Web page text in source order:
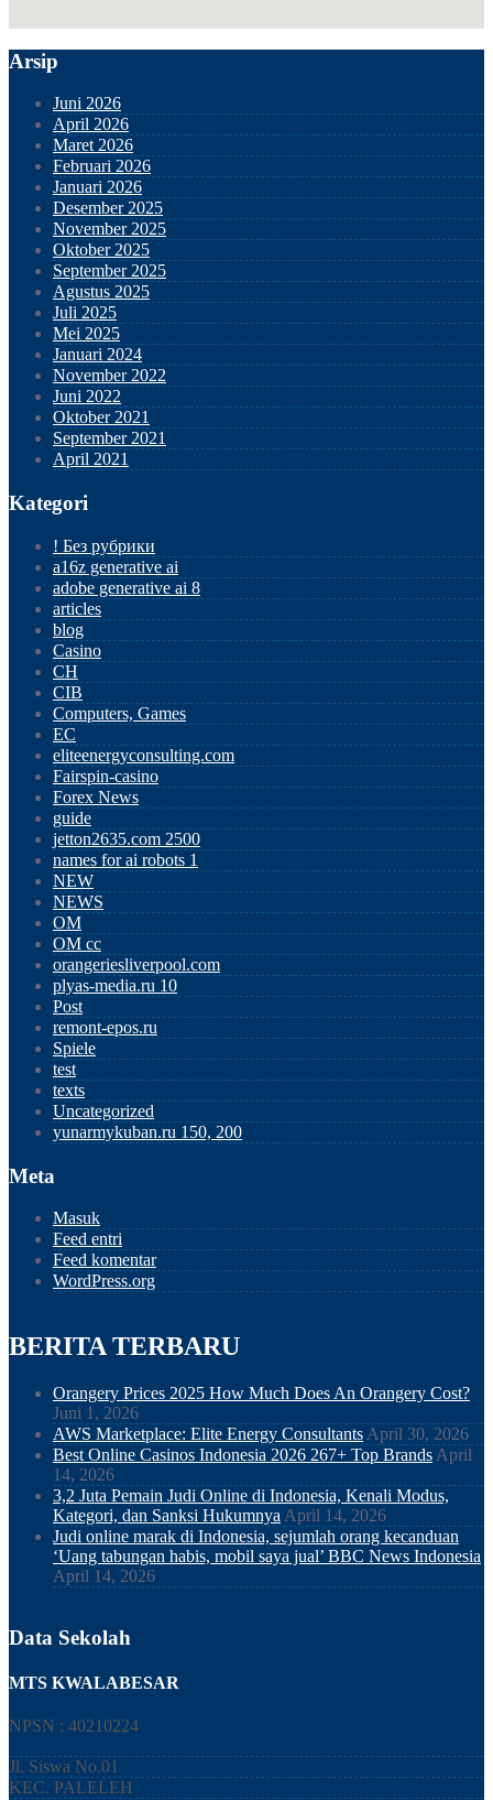
Arsip
Juni 2026
April 2026
Maret 2026
Februari 2026
Januari 2026
Desember 2025
November 2025
Oktober 2025
September 2025
Agustus 2025
Juli 2025
Mei 2025
Januari 2024
November 2022
Juni 2022
Oktober 2021
September 2021
April 2021
Kategori
! Без рубрики
a16z generative ai
adobe generative ai 8
articles
blog
Casino
CH
CIB
Computers, Games
EC
eliteenergyconsulting.com
Fairspin-casino
Forex News
guide
jetton2635.com 2500
names for ai robots 1
NEW
NEWS
OM
OM cc
orangeriesliverpool.com
plyas-media.ru 10
Post
remont-epos.ru
Spiele
test
texts
Uncategorized
yunarmykuban.ru 150, 200
Meta
Masuk
Feed entri
Feed komentar
WordPress.org
BERITA TERBARU
Orangery Prices 2025 How Much Does An Orangery Cost?
Juni 1, 2026
AWS Marketplace: Elite Energy Consultants April 30, 2026
Best Online Casinos Indonesia 2026 267+ Top Brands April
14, 2026
3,2 Juta Pemain Judi Online di Indonesia, Kenali Modus,
Kategori, dan Sanksi Hukumnya April 14, 2026
Judi online marak di Indonesia, sejumlah orang kecanduan
‘Uang tabungan habis, mobil saya jual’ BBC News Indonesia
April 14, 2026
Data Sekolah
MTS KWALABESAR
NPSN : 40210224
Jl. Siswa No.01
KEC. PALELEH